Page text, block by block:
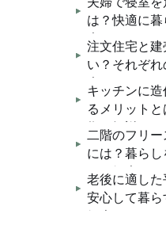
お問い合わせ
は？快適に
介
注文住宅と
い？それぞ
介
キッチンに
るメリット
術を解説！
二階のフリ
には？暮ら
アを紹介
老後に適し
安心して暮
紹介